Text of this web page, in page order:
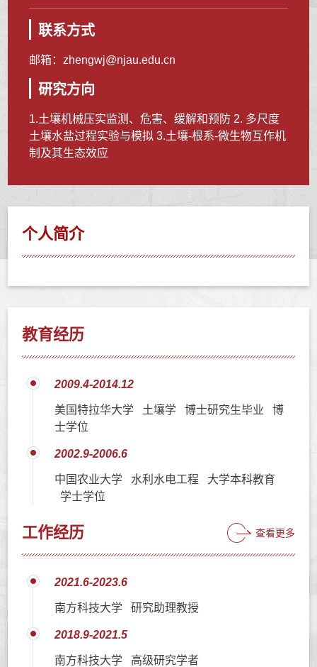
联系方式
邮箱： zhengwj@njau.edu.cn
研究方向
1.土壤机械压实监测、危害、缓解和预防 2. 多尺度
土壤水盐过程实验与模拟 3.土壤-根系-微生物互作机
制及其生态效应
个人简介
教育经历
2009.4-2014.12
美国特拉华大学 土壤学 博士研究生毕业 博
士学位
2002.9-2006.6
中国农业大学 水利水电工程 大学本科教育
学士学位
工作经历 查看更多
2021.6-2023.6
南方科技大学 研究助理教授
2018.9-2021.5
南方科技大学 高级研究学者